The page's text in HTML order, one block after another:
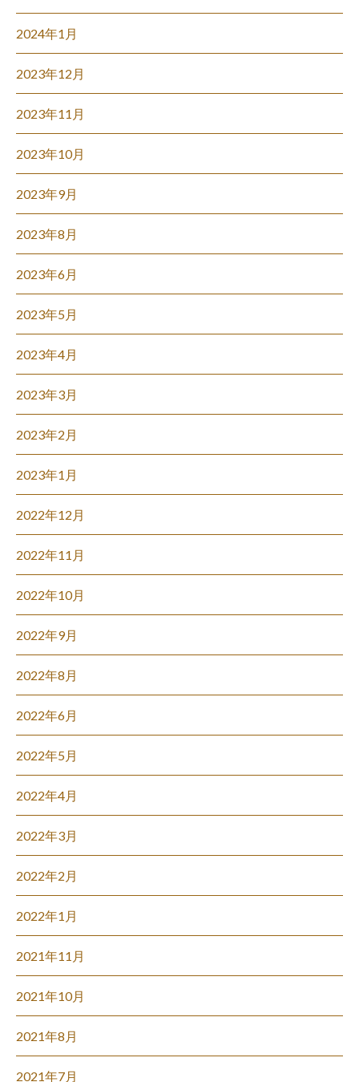
2024年1月
2023年12月
2023年11月
2023年10月
2023年9月
2023年8月
2023年6月
2023年5月
2023年4月
2023年3月
2023年2月
2023年1月
2022年12月
2022年11月
2022年10月
2022年9月
2022年8月
2022年6月
2022年5月
2022年4月
2022年3月
2022年2月
2022年1月
2021年11月
2021年10月
2021年8月
2021年7月